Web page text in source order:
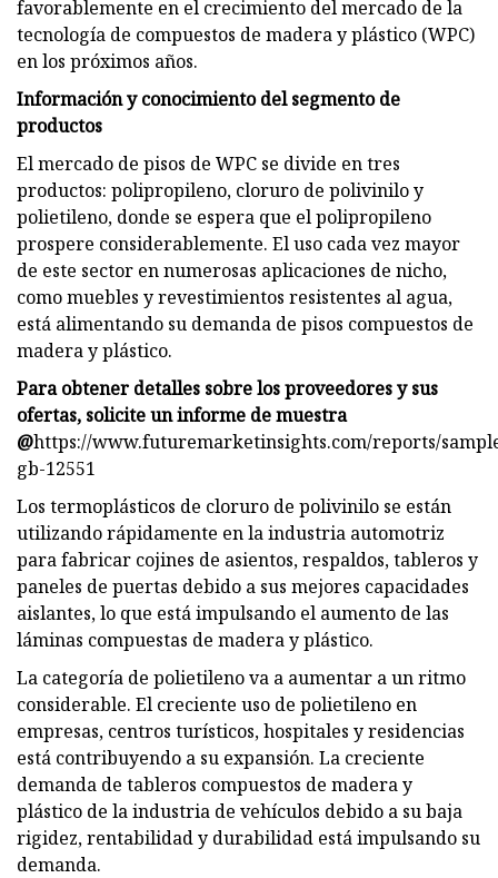
favorablemente en el crecimiento del mercado de la
tecnología de compuestos de madera y plástico (WPC)
en los próximos años.
Información y conocimiento del segmento de
productos
El mercado de pisos de WPC se divide en tres
productos: polipropileno, cloruro de polivinilo y
polietileno, donde se espera que el polipropileno
prospere considerablemente. El uso cada vez mayor
de este sector en numerosas aplicaciones de nicho,
como muebles y revestimientos resistentes al agua,
está alimentando su demanda de pisos compuestos de
madera y plástico.
Para obtener detalles sobre los proveedores y sus
ofertas, solicite un informe de muestra
@https://www.futuremarketinsights.com/reports/
gb-12551
Los termoplásticos de cloruro de polivinilo se están
utilizando rápidamente en la industria automotriz
para fabricar cojines de asientos, respaldos, tableros y
paneles de puertas debido a sus mejores capacidades
aislantes, lo que está impulsando el aumento de las
láminas compuestas de madera y plástico.
La categoría de polietileno va a aumentar a un ritmo
considerable. El creciente uso de polietileno en
empresas, centros turísticos, hospitales y residencias
está contribuyendo a su expansión. La creciente
demanda de tableros compuestos de madera y
plástico de la industria de vehículos debido a su baja
rigidez, rentabilidad y durabilidad está impulsando su
demanda.